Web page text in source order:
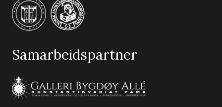
Samarbeidspartner